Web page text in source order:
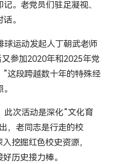
。老党员们驻足凝视、
。
球运动发起人丁朝武老师
参加2020年和2025年党
这段跨越数十年的特殊经
此次活动是深化“文化育
，老同志是行走的校
挖掘红色校史资源，
历史接力棒。